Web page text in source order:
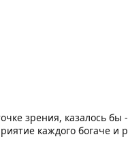
зрения, казалось бы
каждого богаче и